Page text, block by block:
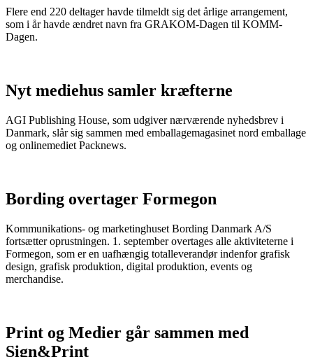
Flere end 220 deltager havde tilmeldt sig det årlige arrangement,
som i år havde ændret navn fra GRAKOM-Dagen til KOMM-
Dagen.
Nyt mediehus samler kræfterne
AGI Publishing House, som udgiver nærværende nyhedsbrev i
Danmark, slår sig sammen med emballagemagasinet nord emballage
og onlinemediet Packnews.
Bording overtager Formegon
Kommunikations- og marketinghuset Bording Danmark A/S
fortsætter oprustningen. 1. september overtages alle aktiviteterne i
Formegon, som er en uafhængig totalleverandør indenfor grafisk
design, grafisk produktion, digital produktion, events og
merchandise.
Print og Medier går sammen med
Sign&Print